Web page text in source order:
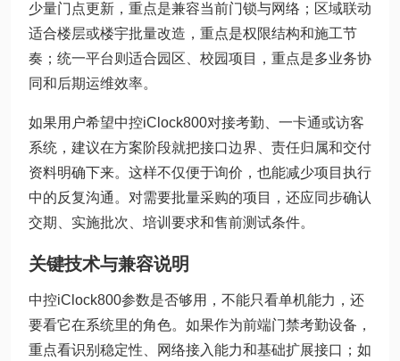
少量门点更新，重点是兼容当前门锁与网络；区域联动
适合楼层或楼宇批量改造，重点是权限结构和施工节
奏；统一平台则适合园区、校园项目，重点是多业务协
同和后期运维效率。
如果用户希望中控iClock800对接考勤、一卡通或访客
系统，建议在方案阶段就把接口边界、责任归属和交付
资料明确下来。这样不仅便于询价，也能减少项目执行
中的反复沟通。对需要批量采购的项目，还应同步确认
交期、实施批次、培训要求和售前测试条件。
关键技术与兼容说明
中控iClock800参数是否够用，不能只看单机能力，还
要看它在系统里的角色。如果作为前端门禁考勤设备，
重点看识别稳定性、网络接入能力和基础扩展接口；如